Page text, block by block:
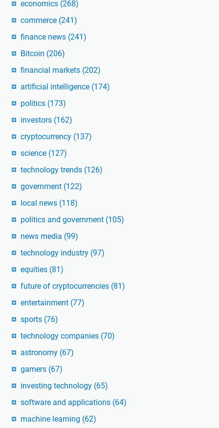
economics (268)
commerce (241)
finance news (241)
Bitcoin (206)
financial markets (202)
artificial intelligence (174)
politics (173)
investors (162)
cryptocurrency (137)
science (127)
technology trends (126)
government (122)
local news (118)
politics and government (105)
news media (99)
technology industry (97)
equities (81)
future of cryptocurrencies (81)
entertainment (77)
sports (76)
technology companies (70)
astronomy (67)
gamers (67)
investing technology (65)
software and applications (64)
machine learning (62)